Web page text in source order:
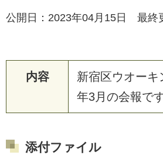
公開日：2023年04月15日 最終
内容 新宿区ウオーキ
年3月 の会報で
添付ファイル